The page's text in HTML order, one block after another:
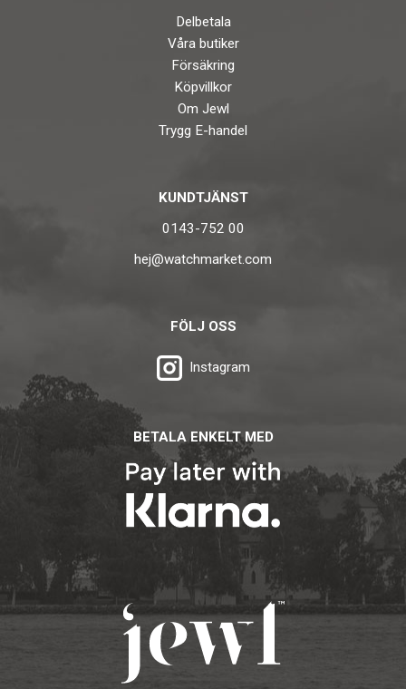
Delbetala
Våra butiker
Försäkring
Köpvillkor
Om Jewl
Trygg E-handel
KUNDTJÄNST
0143-752 00
hej@watchmarket.com
FÖLJ OSS
Instagram
BETALA ENKELT MED